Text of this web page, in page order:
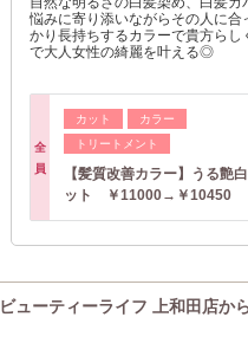
悩みに寄り添いながらその人に合
かり長持ちするカラーで貴方らし
で大人女性の綺麗を叶える◎
全
員
カット
カラー
トリートメント
【髪質改善カラー】うる艶
ット ￥11000→￥10450
ビューティーライフ 上和田店か